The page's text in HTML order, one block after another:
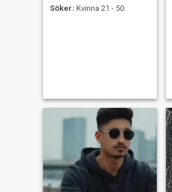
Söker: Kvinna 21 - 50